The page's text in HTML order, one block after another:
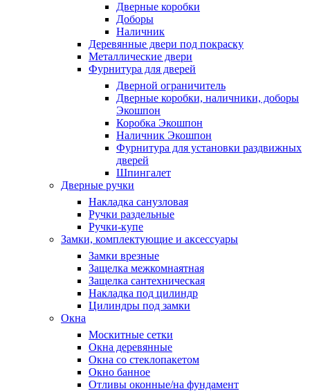
Дверные коробки
Доборы
Наличник
Деревянные двери под покраску
Металлические двери
Фурнитура для дверей
Дверной ограничитель
Дверные коробки, наличники, доборы
Экошпон
Коробка Экошпон
Наличник Экошпон
Фурнитура для установки раздвижных
дверей
Шпингалет
Дверные ручки
Накладка санузловая
Ручки раздельные
Ручки-купе
Замки, комплектующие и аксессуары
Замки врезные
Защелка межкомнаятная
Защелка сантехническая
Накладка под цилиндр
Цилиндры под замки
Окна
Москитные сетки
Окна деревянные
Окна со стеклопакетом
Окно банное
Отливы оконные/на фундамент